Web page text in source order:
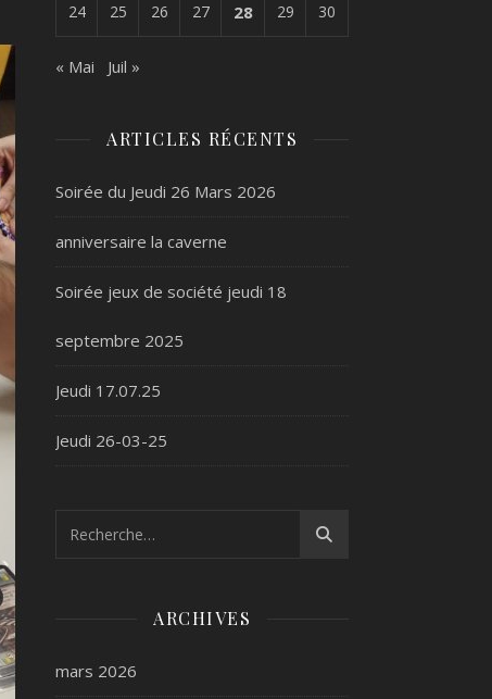
24 25 26 27 28 29 30
« Mai Juil »
ARTICLES RÉCENTS
Soirée du Jeudi 26 Mars 2026
anniversaire la caverne
Soirée jeux de société jeudi 18
septembre 2025
Jeudi 17.07.25
Jeudi 26-03-25
ARCHIVES
mars 2026